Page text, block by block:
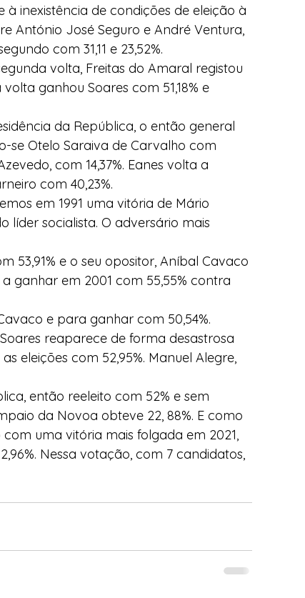
inexistência de condições de eleição à
António José Seguro e André Ventura,
com 31,11 e 23,52%.
volta, Freitas do Amaral registou
volta ganhou Soares com 51,18% e
da República, o então general
se Otelo Saraiva de Carvalho com
com 14,37%. Eanes volta a
com 40,23%.
em 1991 uma vitória de Mário
líder socialista. O adversário mais
53,91% e o seu opositor, Aníbal Cavaco
ganhar em 2001 com 55,55% contra
e para ganhar com 50,54%.
reaparece de forma desastrosa
eleições com 52,95%. Manuel Alegre,
então reeleito com 52% e sem
da Novoa obteve 22, 88%. E como
uma vitória mais folgada em 2021,
Nessa votação, com 7 candidatos,